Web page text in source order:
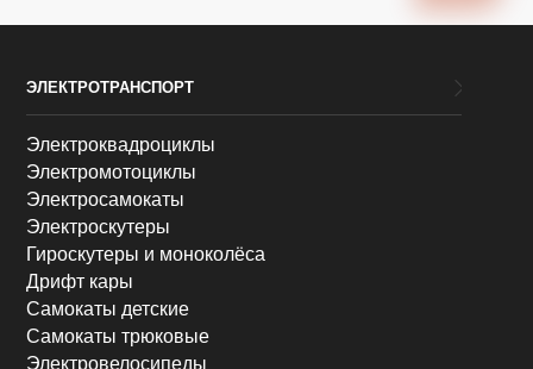
ЭЛЕКТРОТРАНСПОРТ
Электроквадроциклы
Электромотоциклы
Электросамокаты
Электроскутеры
Гироскутеры и моноколёса
Дрифт кары
Самокаты детские
Самокаты трюковые
Электровелосипеды